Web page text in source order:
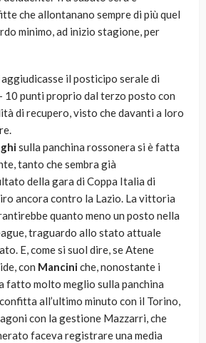
che allontanano sempre di più quel
minimo, ad inizio stagione, per
il posticipo serale di
10 punti proprio dal terzo posto con
di recupero, visto che davanti a loro
sulla panchina rossonera si è fatta
tanto che sembra già
della gara di Coppa Italia di
ancora contro la Lazio. La vittoria
quanto meno un posto nella
traguardo allo stato attuale
E, come si suol dire, se Atene
con Manciniche, nonostante i
fatto molto meglio sulla panchina
all’ultimo minuto con il Torino,
con la gestione Mazzarri, che
faceva registrare una media